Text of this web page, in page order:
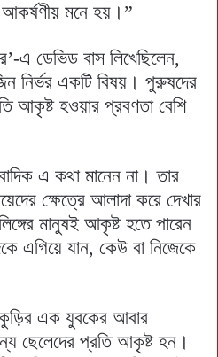
আকর্ষণীয় মনে হয়।”
এ ডেভিড বাস লিখেছিলেন,
নির্ভর একটি বিষয়। পুরুষদের
আকৃষ্ট হওয়ার প্রবণতা বেশি
এ কথা মানেন না। তার
ক্ষেত্রে আলাদা করে দেখার
মানুষই আকৃষ্ট হতে পারেন
এগিয়ে যান, কেউ বা নিজেকে
এক যুবকের আবার
ছেলেদের প্রতি আকৃষ্ট হন।